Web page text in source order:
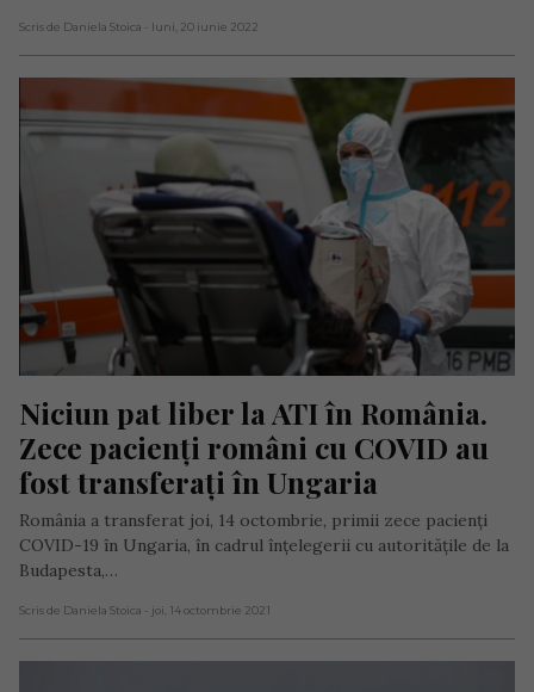
Scris de Daniela Stoica - luni, 20 iunie 2022
Niciun pat liber la ATI în România.
Zece pacienți români cu COVID au
fost transferați în Ungaria
România a transferat joi, 14 octombrie, primii zece pacienți
COVID-19 în Ungaria, în cadrul înțelegerii cu autoritățile de la
Budapesta,…
Scris de Daniela Stoica - joi, 14 octombrie 2021